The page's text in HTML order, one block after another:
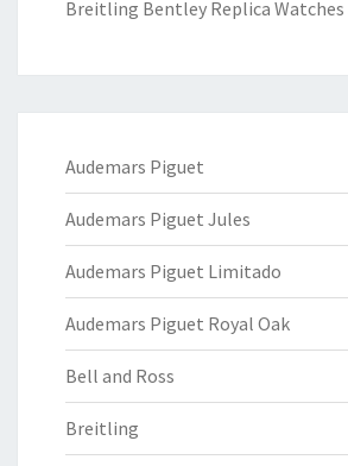
Breitling Bentley Replica Watches
Audemars Piguet
Audemars Piguet Jules
Audemars Piguet Limitado
Audemars Piguet Royal Oak
Bell and Ross
Breitling